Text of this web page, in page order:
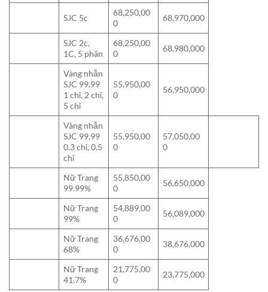
SJC 5c
68,250,00
0
68,970,000
SJC 2c,
1C, 5 phân
68,250,00
0
68,980,000
Vàng nhẫn
SJC 99,99
1 chỉ, 2 chỉ,
5 chỉ
55,950,00
0
56,950,000
Vàng nhẫn
SJC 99,99
0.3 chỉ, 0.5
chỉ
55,950,00
0
57,050,00
0
Nữ Trang
99.99%
55,850,00
0
56,650,000
Nữ Trang
99%
54,889,00
0
56,089,000
Nữ Trang
68%
36,676,00
0
38,676,000
Nữ Trang
41.7%
21,775,00
0
23,775,000